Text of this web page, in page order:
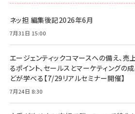
ネッ担 編集後記2026年6月
7月31日 15:00
エージェンティックコマースへの備え、
るポイント、セールスとマーケティング
どが学べる【7/29リアルセミナー開催】
7月24日 8:30